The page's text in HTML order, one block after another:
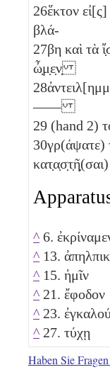
26ἕκτον
βλά-
27βη καὶ τὰ
ὦ̣μ̣ε̣ν̣
28
——
29 (hand 2)
30γρ(άψατε)
κατ̣α̣σ̣τ̣ῆ̣(σαι)
^ 6.
^ 13.
^ 15. ἡμῖν
^ 21. ἔφοδον
^ 23.
^ 27. τύχῃ
Haben Sie